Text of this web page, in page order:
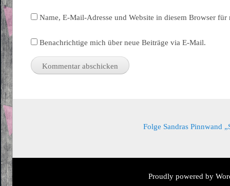
Name, E-Mail-Adresse und Website in diesem Browser
Benachrichtige mich über neue Beiträge via E-Mail.
Folge Sandras Pinnwand
Proudly powered by